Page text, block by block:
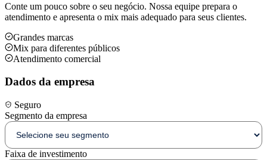
Conte um pouco sobre o seu negócio. Nossa equipe prepara o
atendimento e apresenta o mix mais adequado para seus clientes.
Grandes marcas
Mix para diferentes públicos
Atendimento comercial
Dados da empresa
Seguro
Segmento da empresa
Faixa de investimento